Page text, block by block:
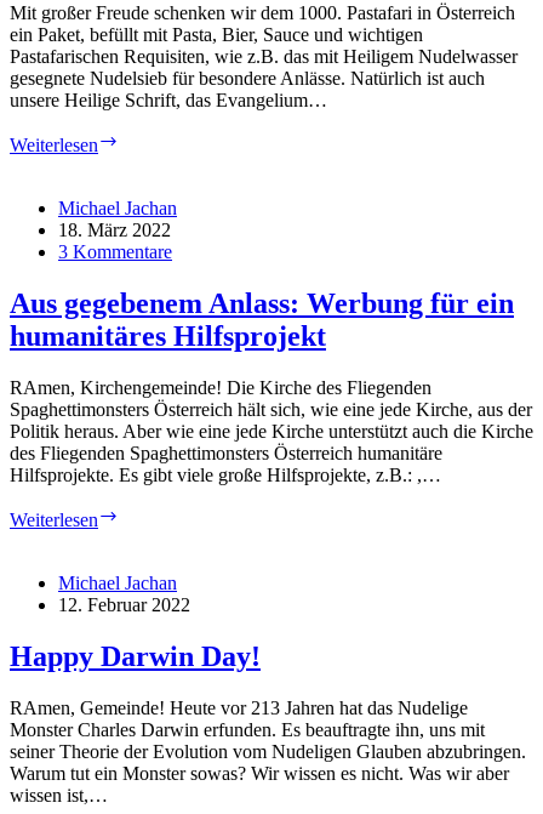
Mit großer Freude schenken wir dem 1000. Pastafari in Österreich
ein Paket, befüllt mit Pasta, Bier, Sauce und wichtigen
Pastafarischen Requisiten, wie z.B. das mit Heiligem Nudelwasser
gesegnete Nudelsieb für besondere Anlässe. Natürlich ist auch
unsere Heilige Schrift, das Evangelium…
Weiterlesen
1000.Mitglied!
Michael Jachan
18. März 2022
3 Kommentare
Aus gegebenem Anlass: Werbung für ein
humanitäres Hilfsprojekt
RAmen, Kirchengemeinde! Die Kirche des Fliegenden
Spaghettimonsters Österreich hält sich, wie eine jede Kirche, aus der
Politik heraus. Aber wie eine jede Kirche unterstützt auch die Kirche
des Fliegenden Spaghettimonsters Österreich humanitäre
Hilfsprojekte. Es gibt viele große Hilfsprojekte, z.B.: ,…
Weiterlesen
Werbung
für
humanitäres
Hilfsprojekt
Michael Jachan
12. Februar 2022
Happy Darwin Day!
RAmen, Gemeinde! Heute vor 213 Jahren hat das Nudelige
Monster Charles Darwin erfunden. Es beauftragte ihn, uns mit
seiner Theorie der Evolution vom Nudeligen Glauben abzubringen.
Warum tut ein Monster sowas? Wir wissen es nicht. Was wir aber
wissen ist,…